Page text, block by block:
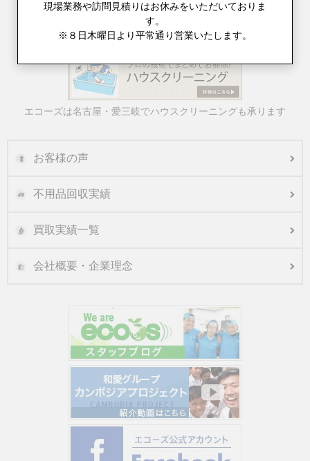
不用品回収とお引越しをまとめてご対応
エコーズは名古屋・愛三岐でハウスクリーニングも承ります
お客様の声
不用品回収実績
買取実績一覧
会社概要・企業理念
現場業務や訪問見積りはお休みをいただいておりま
す。
※８日木曜日より平常通り営業いたします。